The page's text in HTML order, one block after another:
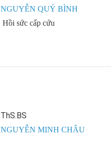
NGUYỄN QUÝ BÌNH
Hồi sức cấp cứu
ThS.BS
NGUYỄN MINH CHÂU